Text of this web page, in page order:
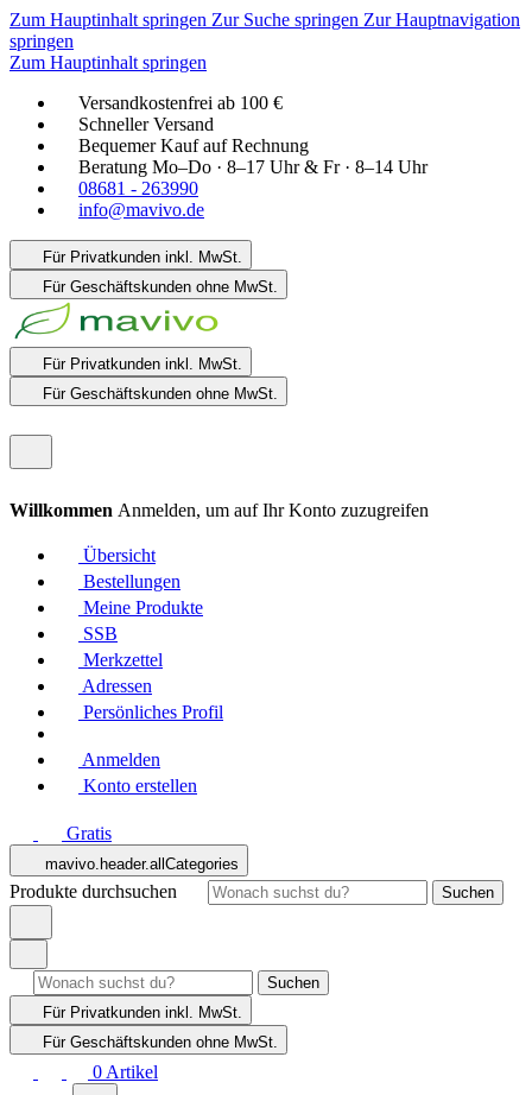
Zum Hauptinhalt springen Zur Suche springen Zur Hauptnavigation
springen
Zum Hauptinhalt springen
Versandkostenfrei ab 100 €
Schneller Versand
Bequemer Kauf auf Rechnung
Beratung Mo–Do · 8–17 Uhr & Fr · 8–14 Uhr
08681 - 263990
info@mavivo.de
Für Privatkunden inkl. MwSt.
Für Geschäftskunden ohne MwSt.
Für Privatkunden inkl. MwSt.
Für Geschäftskunden ohne MwSt.
Willkommen Anmelden, um auf Ihr Konto zuzugreifen
Übersicht
Bestellungen
Meine Produkte
SSB
Merkzettel
Adressen
Persönliches Profil
Anmelden
Konto erstellen
Gratis
mavivo.header.allCategories
Produkte durchsuchen Suchen
Suchen
Für Privatkunden inkl. MwSt.
Für Geschäftskunden ohne MwSt.
0 Artikel